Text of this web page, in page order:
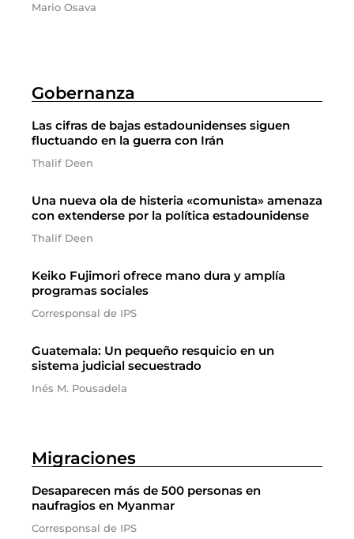
Mario Osava
Gobernanza
Las cifras de bajas estadounidenses siguen
fluctuando en la guerra con Irán
Thalif Deen
Una nueva ola de histeria «comunista» amenaza
con extenderse por la política estadounidense
Thalif Deen
Keiko Fujimori ofrece mano dura y amplía
programas sociales
Corresponsal de IPS
Guatemala: Un pequeño resquicio en un
sistema judicial secuestrado
Inés M. Pousadela
Migraciones
Desaparecen más de 500 personas en
naufragios en Myanmar
Corresponsal de IPS